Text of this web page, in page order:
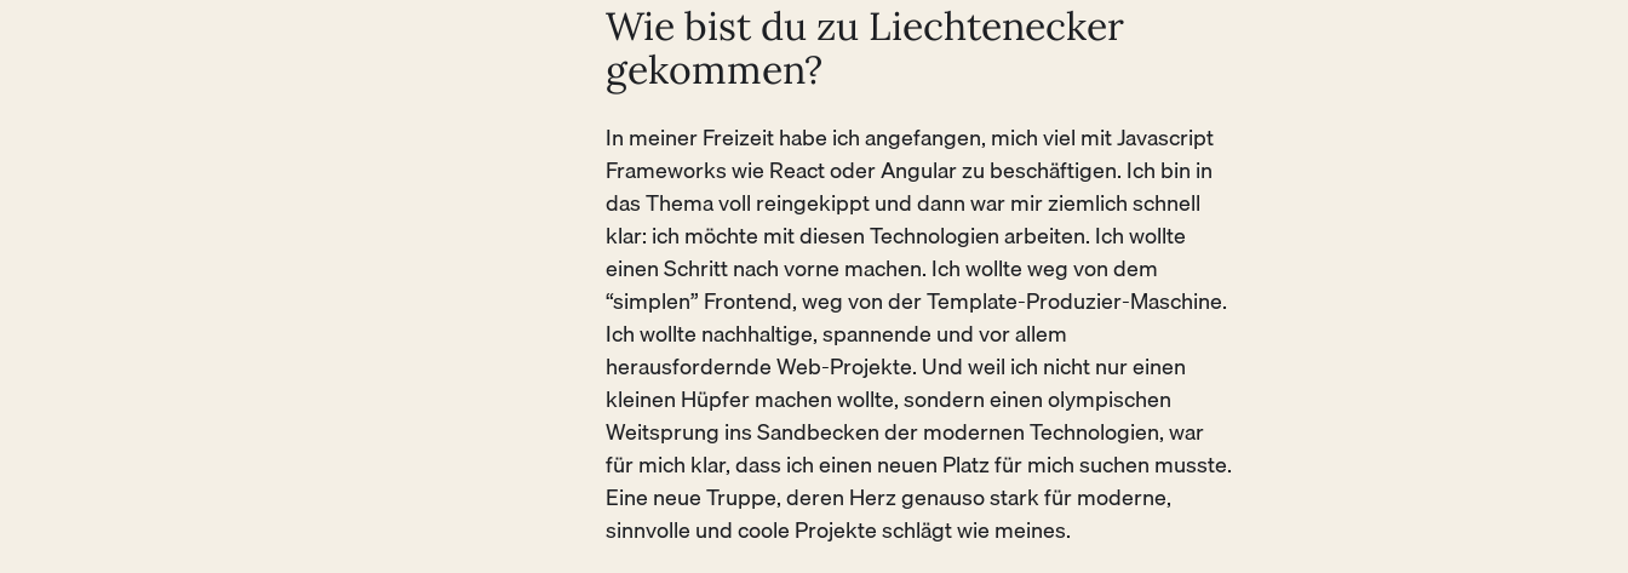
Wie bist du zu Liechtenecker
gekommen?
In meiner Freizeit habe ich angefangen, mich viel mit Javascript
Frameworks wie React oderAngularzu beschäftigen. Ich bin in
das Thema voll reingekippt und dann war mir ziemlich schnell
klar: ich möchte mit diesen Technologien arbeiten. Ich wollte
einen Schritt nach vorne machen. Ich wollte weg von dem
“simplen” Frontend, weg von der Template-Produzier-Maschine.
Ich wollte nachhaltige, spannende und vor allem
herausforderndeWeb-Projekte. Und weil ich nicht nur einen
kleinen Hüpfer machen wollte, sondern einen olympischen
Weitsprung ins Sandbecken der modernen Technologien, war
für mich klar, dass ich einen neuen Platz für mich suchen musste.
Eine neue Truppe, deren Herz genauso stark für moderne,
sinnvolle und coole Projekte schlägt wie meines.